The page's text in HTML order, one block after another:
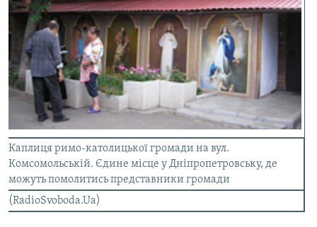
Каплиця римо-католицької громади на вул.
Комсомольській. Єдине місце у Дніпропетровську, де
можуть помолитись представники громади
(RadioSvoboda.Ua)